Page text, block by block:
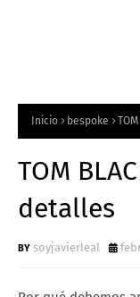
Inicio bespoke
TOM
detalles
soyjavierleal